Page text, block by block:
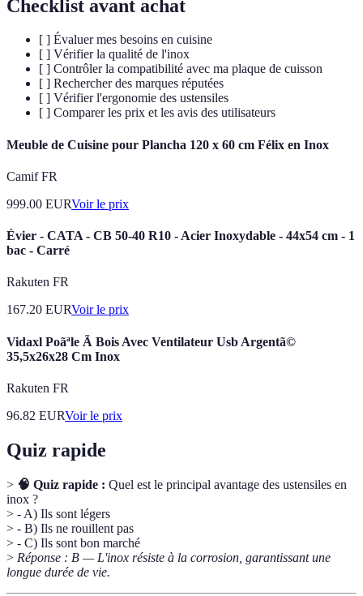
Checklist avant achat
[ ] Évaluer mes besoins en cuisine
[ ] Vérifier la qualité de l'inox
[ ] Contrôler la compatibilité avec ma plaque de cuisson
[ ] Rechercher des marques réputées
[ ] Vérifier l'ergonomie des ustensiles
[ ] Comparer les prix et les avis des utilisateurs
Meuble de Cuisine pour Plancha 120 x 60 cm Félix en Inox
Camif FR
999.00 EURVoir le prix
Évier - CATA - CB 50-40 R10 - Acier Inoxydable - 44x54 cm - 1
bac - Carré
Rakuten FR
167.20 EURVoir le prix
Vidaxl Poãªle Ã Bois Avec Ventilateur Usb Argentã©
35,5x26x28 Cm Inox
Rakuten FR
96.82 EURVoir le prix
Quiz rapide
> 🧠 Quiz rapide : Quel est le principal avantage des ustensiles en
inox ?
> - A) Ils sont légers
> - B) Ils ne rouillent pas
> - C) Ils sont bon marché
> Réponse : B — L'inox résiste à la corrosion, garantissant une
longue durée de vie.